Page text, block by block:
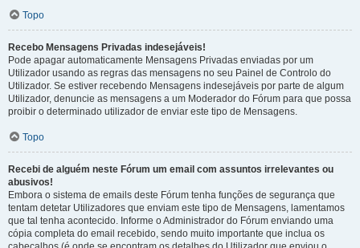
Topo
Recebo Mensagens Privadas indesejáveis!
Pode apagar automaticamente Mensagens Privadas enviadas por um
Utilizador usando as regras das mensagens no seu Painel de Controlo do
Utilizador. Se estiver recebendo Mensagens indesejáveis por parte de algum
Utilizador, denuncie as mensagens a um Moderador do Fórum para que possa
proibir o determinado utilizador de enviar este tipo de Mensagens.
Topo
Recebi de alguém neste Fórum um email com assuntos irrelevantes ou
abusivos!
Embora o sistema de emails deste Fórum tenha funções de segurança que
tentam detetar Utilizadores que enviam este tipo de Mensagens, lamentamos
que tal tenha acontecido. Informe o Administrador do Fórum enviando uma
cópia completa do email recebido, sendo muito importante que inclua os